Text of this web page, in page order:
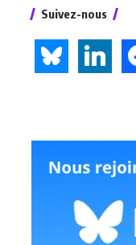
Suivez-nous
bluesky linkedin